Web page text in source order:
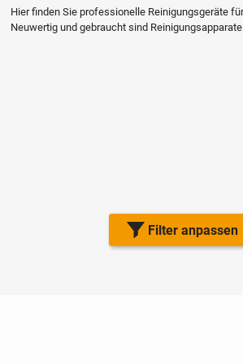
Filter anpassen
Hier finden Sie professionelle Reinigungsgeräte
Neuwertig und gebraucht sind